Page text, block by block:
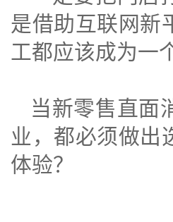
是借助互联网新
工都应该成为一
当新零售直面
业，都必须做出
体验？